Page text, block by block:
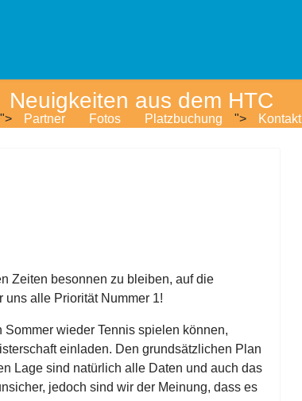
"> Partner Fotos Platzbuchung "> Kontakt
Neuigkeiten aus dem HTC
Zeiten besonnen zu bleiben, auf die
uns alle Priorität Nummer 1!
wieder Tennis spielen können,
einladen. Den grundsätzlichen Plan
Lage sind natürlich alle Daten und auch das
jedoch sind wir der Meinung, dass es